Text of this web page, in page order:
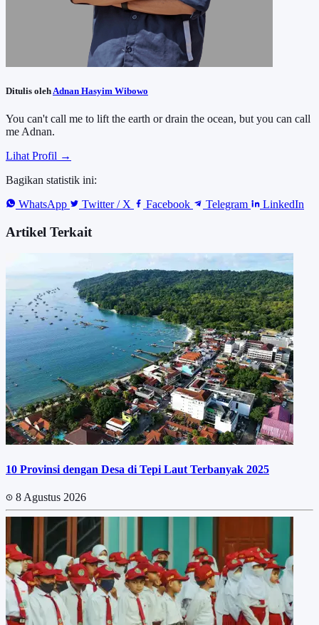
Ditulis oleh Adnan Hasyim Wibowo
You can't call me to lift the earth or drain the ocean, but you can call
me Adnan.
Lihat Profil →
Bagikan statistik ini:
WhatsApp
Twitter / X Facebook Telegram LinkedIn
Artikel Terkait
10 Provinsi dengan Desa di Tepi Laut Terbanyak 2025
8 Agustus 2026